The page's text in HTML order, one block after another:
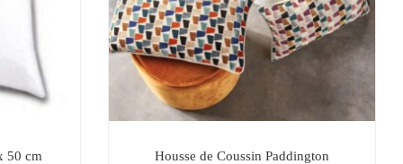
50 cm
Housse de Coussin Paddington